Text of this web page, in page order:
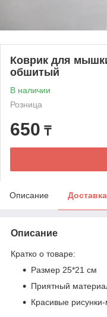
Коврик для
обшитый
В наличии
Розница
650 ₸
Описание Доставка
Описание
Кратко о товаре:
Размер 25*21 см
Приятный
Красивые